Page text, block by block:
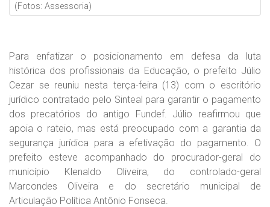
(Fotos: Assessoria)
Para enfatizar o posicionamento em defesa da luta
histórica dos profissionais da Educação, o prefeito Júlio
Cezar se reuniu nesta terça-feira (13) com o escritório
jurídico contratado pelo Sinteal para garantir o pagamento
dos precatórios do antigo Fundef. Júlio reafirmou que
apoia o rateio, mas está preocupado com a garantia da
segurança jurídica para a efetivação do pagamento. O
prefeito esteve acompanhado do procurador-geral do
município Klenaldo Oliveira, do controlado-geral
Marcondes Oliveira e do secretário municipal de
Articulação Política Antônio Fonseca.